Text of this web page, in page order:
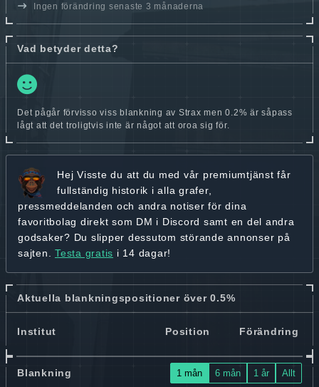
Ingen förändring senaste 3 månaderna
Vad betyder detta?
Det pågår förvisso viss blankning av Strax men 0.2% är såpass
lågt att det troligtvis inte är något att oroa sig för.
Hej Visste du att du med vår premiumtjänst får
fullständig historik i alla grafer,
pressmeddelanden och andra notiser för dina
favoritbolag direkt som DM i Discord samt en del andra
godsaker? Du slipper dessutom störande annonser på
sajten. Testa gratis i 14 dagar!
Aktuella blankningspositioner över 0.5%
Institut Position Förändring
Blankning 1 mån 6 mån 1 år Allt